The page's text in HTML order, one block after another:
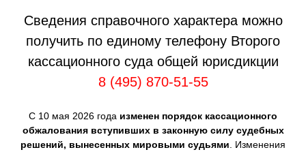
Сведения справочного характера можно
получить по единому телефону Второго
кассационного суда общей юрисдикции
8 (495) 870-51-55
С 10 мая 2026 года изменен порядок кассационного
обжалования вступивших в законную силу судебных
решений, вынесенных мировыми судьями . Изменения